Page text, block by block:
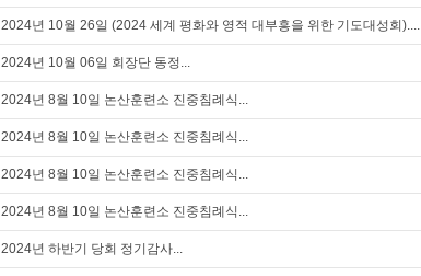
2024년 10월 26일 (2024 세계 평화와 영적 대부흥을 위한 기도대성회)....
2024년 10월 06일 회장단 동정...
2024년 8월 10일 논산훈련소 진중침례식...
2024년 8월 10일 논산훈련소 진중침례식...
2024년 8월 10일 논산훈련소 진중침례식...
2024년 8월 10일 논산훈련소 진중침례식...
2024년 하반기 당회 정기감사...